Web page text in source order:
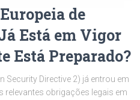
de
Está em Vigor
Está Preparado?
Security Directive 2) já entrou em
relevantes obrigações legais em